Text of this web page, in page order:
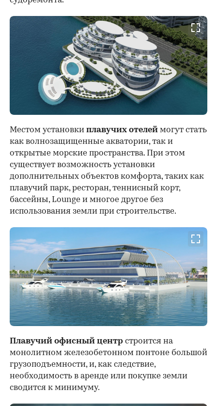
Местом установки плавучих отелей могут стать
как волнозащищенные акватории, так и
открытые морские пространства. При этом
существует возможность установки
дополнительных объектов комфорта, таких как
плавучий парк, ресторан, теннисный корт,
бассейны, Lounge и многое другое без
использования земли при строительстве.
Плавучий офисный центр строится на
монолитном железобетонном понтоне большой
грузоподъемности, и, как следствие,
необходимость в аренде или покупке земли
сводится к минимуму.